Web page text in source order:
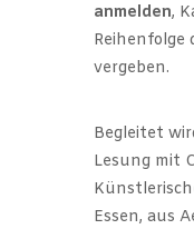
anmelden,
Reihenfolge
vergeben.
Begleitet
Lesung mit
Essen, aus